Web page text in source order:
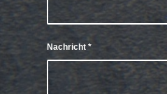
Nachricht *